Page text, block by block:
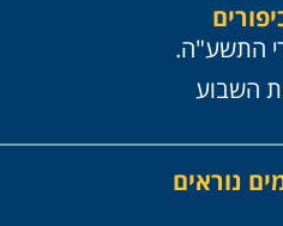
התשע"ה.
השבוע
נוראים